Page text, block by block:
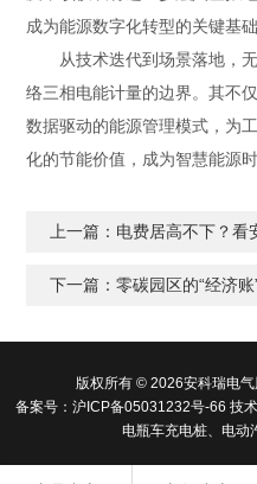
成为能源数字化转型的关键基础
从技术迭代到场景落地，无
络三相电能计量的边界。其不
数据驱动的能源管理模式，为
化的节能价值，成为智慧能源
上一篇： 电费居高不下？看安科
下一篇：零碳园区的“经济账”与“环
版权所有 © 2026安科瑞电
备案号：沪ICP备05031232号-66 技
电瓶车充电桩、电动